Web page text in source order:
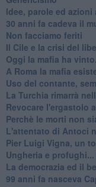
Idee, parole ed azioni
30 anni fa cadeva il
Non facciamo feriti
Il Cile e la crisi del
Oggi la mafia ha
A Roma la mafia
Uso del contante,
La Turchia rimarrà
Revocare l'ergastolo
Perchè le morti non
L'attentato di Antoci
Pier Luigi Vigna, un
Ungheria e
La democrazia ed il
99 anni fa nasceva